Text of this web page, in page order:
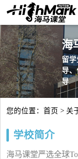
海
留
导
导
您的位置：首页 > 关
学校简介
海马课堂严选全球